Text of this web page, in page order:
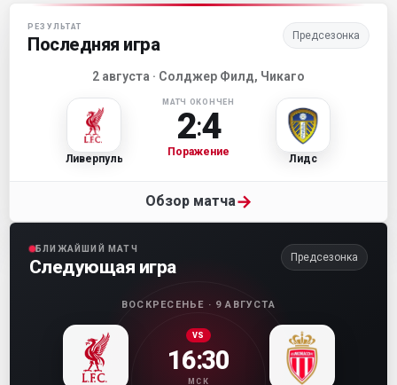
Матч-центр «Ливерпуля»
РЕЗУЛЬТАТ
Последняя игра Предсезонка
2 августа · Солджер Филд, Чикаго
Ливерпуль
МАТЧ ОКОНЧЕН
2:4
Поражение
Лидс
Обзор матча→
БЛИЖАЙШИЙ МАТЧ
Следующая игра Предсезонка
ВОСКРЕСЕНЬЕ · 9 АВГУСТА
VS
16:30
МСК